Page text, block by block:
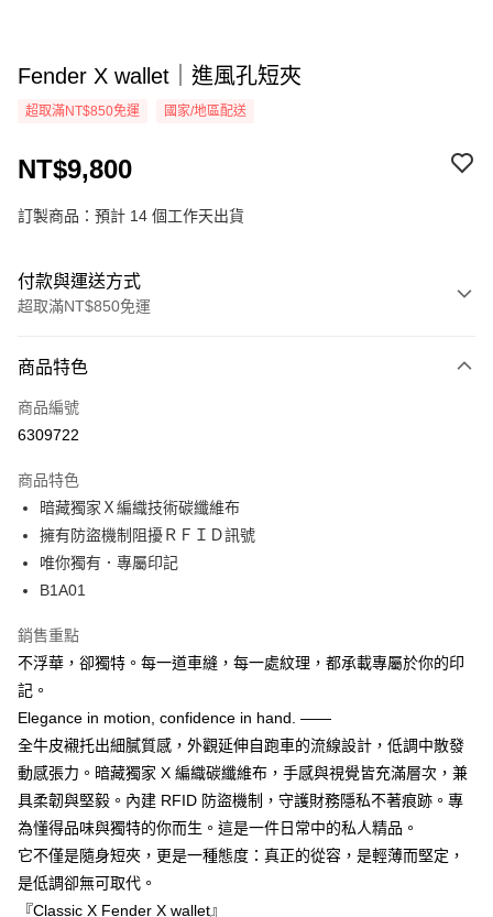
Fender X wallet｜進風孔短夾
超取滿NT$850免運 國家/地區配送
NT$9,800
訂製商品：預計 14 個工作天出貨
付款與運送方式
超取滿NT$850免運
信用卡一次付款
超商取貨付款
運送方式
全家取貨付款
每筆NT$60，滿NT$850(含以上)免運費
每筆NT$60，滿NT$850(含以上)免運費
宅配
每筆NT$60，滿NT$850(含以上)免運費
國際運費測試 查看運費
商品特色
商品編號
6309722
商品特色
暗藏獨家Ｘ編織技術碳纖維布
擁有防盜機制阻擾ＲＦＩＤ訊號
唯你獨有．專屬印記
B1A01
銷售重點
不浮華，卻獨特。每一道車縫，每一處紋理，都承載專屬於你的印
記。
Elegance in motion, confidence in hand. ——
全牛皮襯托出細膩質感，外觀延伸自跑車的流線設計，低調中散發
動感張力。暗藏獨家 X 編織碳纖維布，手感與視覺皆充滿層次，兼
具柔韌與堅毅。內建 RFID 防盜機制，守護財務隱私不著痕跡。專
為懂得品味與獨特的你而生。這是一件日常中的私人精品。
它不僅是隨身短夾，更是一種態度：真正的從容，是輕薄而堅定，
是低調卻無可取代。
『Classic X Fender X wallet』